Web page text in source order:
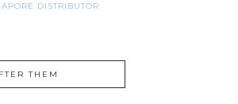
DISTRIBUTOR
THEM